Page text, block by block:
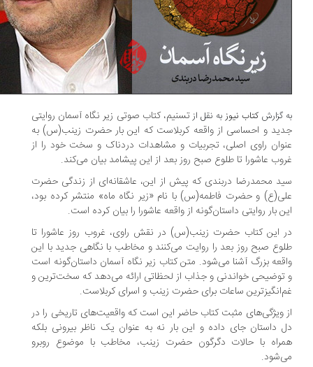
گزارش کتاب نیوز به نقل ازتسنیم،‌ کتاب صوتی زیر نگاه آسمان روایتی
و احساسی از واقعه کربلاست که این بار حضرت زینب(س) به
راوی اصلی، تجربیات و مشاهدات دردناک و سخت خود را از
عاشورا تا طلوع صبح روز بعد از این پیشامد بیان می‌کند.
محمدرضا دربندی که پیش از این، عاشقانه‌ای از زندگی حضرت
و حضرت فاطمه(س) با نام «زیر نگاه ماه» منتشر کرده بود،
بار روایتی داستان‌گونه از واقعه عاشورا را بیان کرده است.
این کتاب حضرت زینب(س) در نقش راوی، غروب روز عاشورا تا
صبح روز بعد را روایت می‌کنند و مخاطب با نگاهی جدید با این
بزرگ آشنا می‌شود. متن کتاب زیر نگاه آسمان داستان‌گونه است
خواندنی و جذاب از لحظاتی ارائه می‌دهد که سخت‌ترین و
ساعات برای حضرت زینب و اسرای کربلاست.
ویژگی‌های مثبت کتاب حاضر این است که واقعیت‌های تاریخی را در
داستان جای داده و این بار نه به عنوان یک ناظر بیرونی بلکه
با حالات دگرگون حضرت زینب، مخاطب با موضوع روبرو